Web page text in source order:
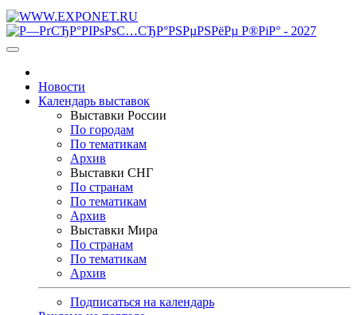
Новости
Календарь выставок
Выставки России
По городам
По тематикам
Архив
Выставки СНГ
По странам
По тематикам
Архив
Выставки Мира
По странам
По тематикам
Архив
Подписаться на календарь